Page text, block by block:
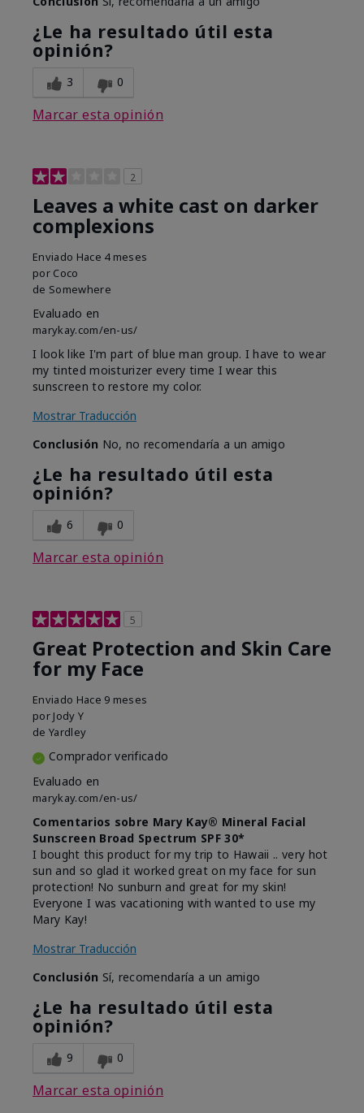
¿Le ha resultado útil esta
opinión?
3 0
Marcar esta opinión
2
Leaves a white cast on darker
complexions
Enviado Hace 4 meses
por Coco
de Somewhere
Evaluado en
marykay.com/en-us/
I look like I'm part of blue man group. I have to wear
my tinted moisturizer every time I wear this
sunscreen to restore my color.
Mostrar Traducción
Conclusión No, no recomendaría a un amigo
¿Le ha resultado útil esta
opinión?
6 0
Marcar esta opinión
5
Great Protection and Skin Care
for my Face
Enviado Hace 9 meses
por Jody Y
de Yardley
Comprador verificado
Evaluado en
marykay.com/en-us/
Comentarios sobre Mary Kay® Mineral Facial
Sunscreen Broad Spectrum SPF 30*
I bought this product for my trip to Hawaii .. very hot
sun and so glad it worked great on my face for sun
protection! No sunburn and great for my skin!
Everyone I was vacationing with wanted to use my
Mary Kay!
Mostrar Traducción
Conclusión Sí, recomendaría a un amigo
¿Le ha resultado útil esta
opinión?
9 0
Marcar esta opinión